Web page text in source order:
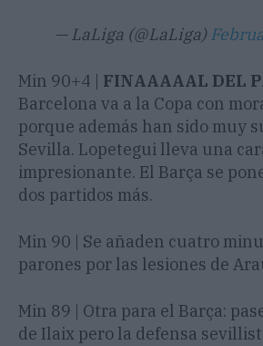
— LaLiga (@LaLiga)
Min 90+4 | FINAAAAAL DEL
Barcelona va a la Copa con
porque además han sido muy
Sevilla. Lopetegui lleva una
impresionante. El Barça se
dos partidos más.
Min 90 | Se añaden cuatro
parones por las lesiones de
Min 89 | Otra para el Barça:
de Ilaix pero la defensa